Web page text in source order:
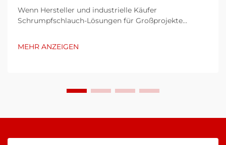
Wenn Hersteller und industrielle Käufer
Schrumpfschlauch-Lösungen für Großprojekte
Komplexität der Bereitstellung von Großbestellungen
MEHR ANZEIGEN